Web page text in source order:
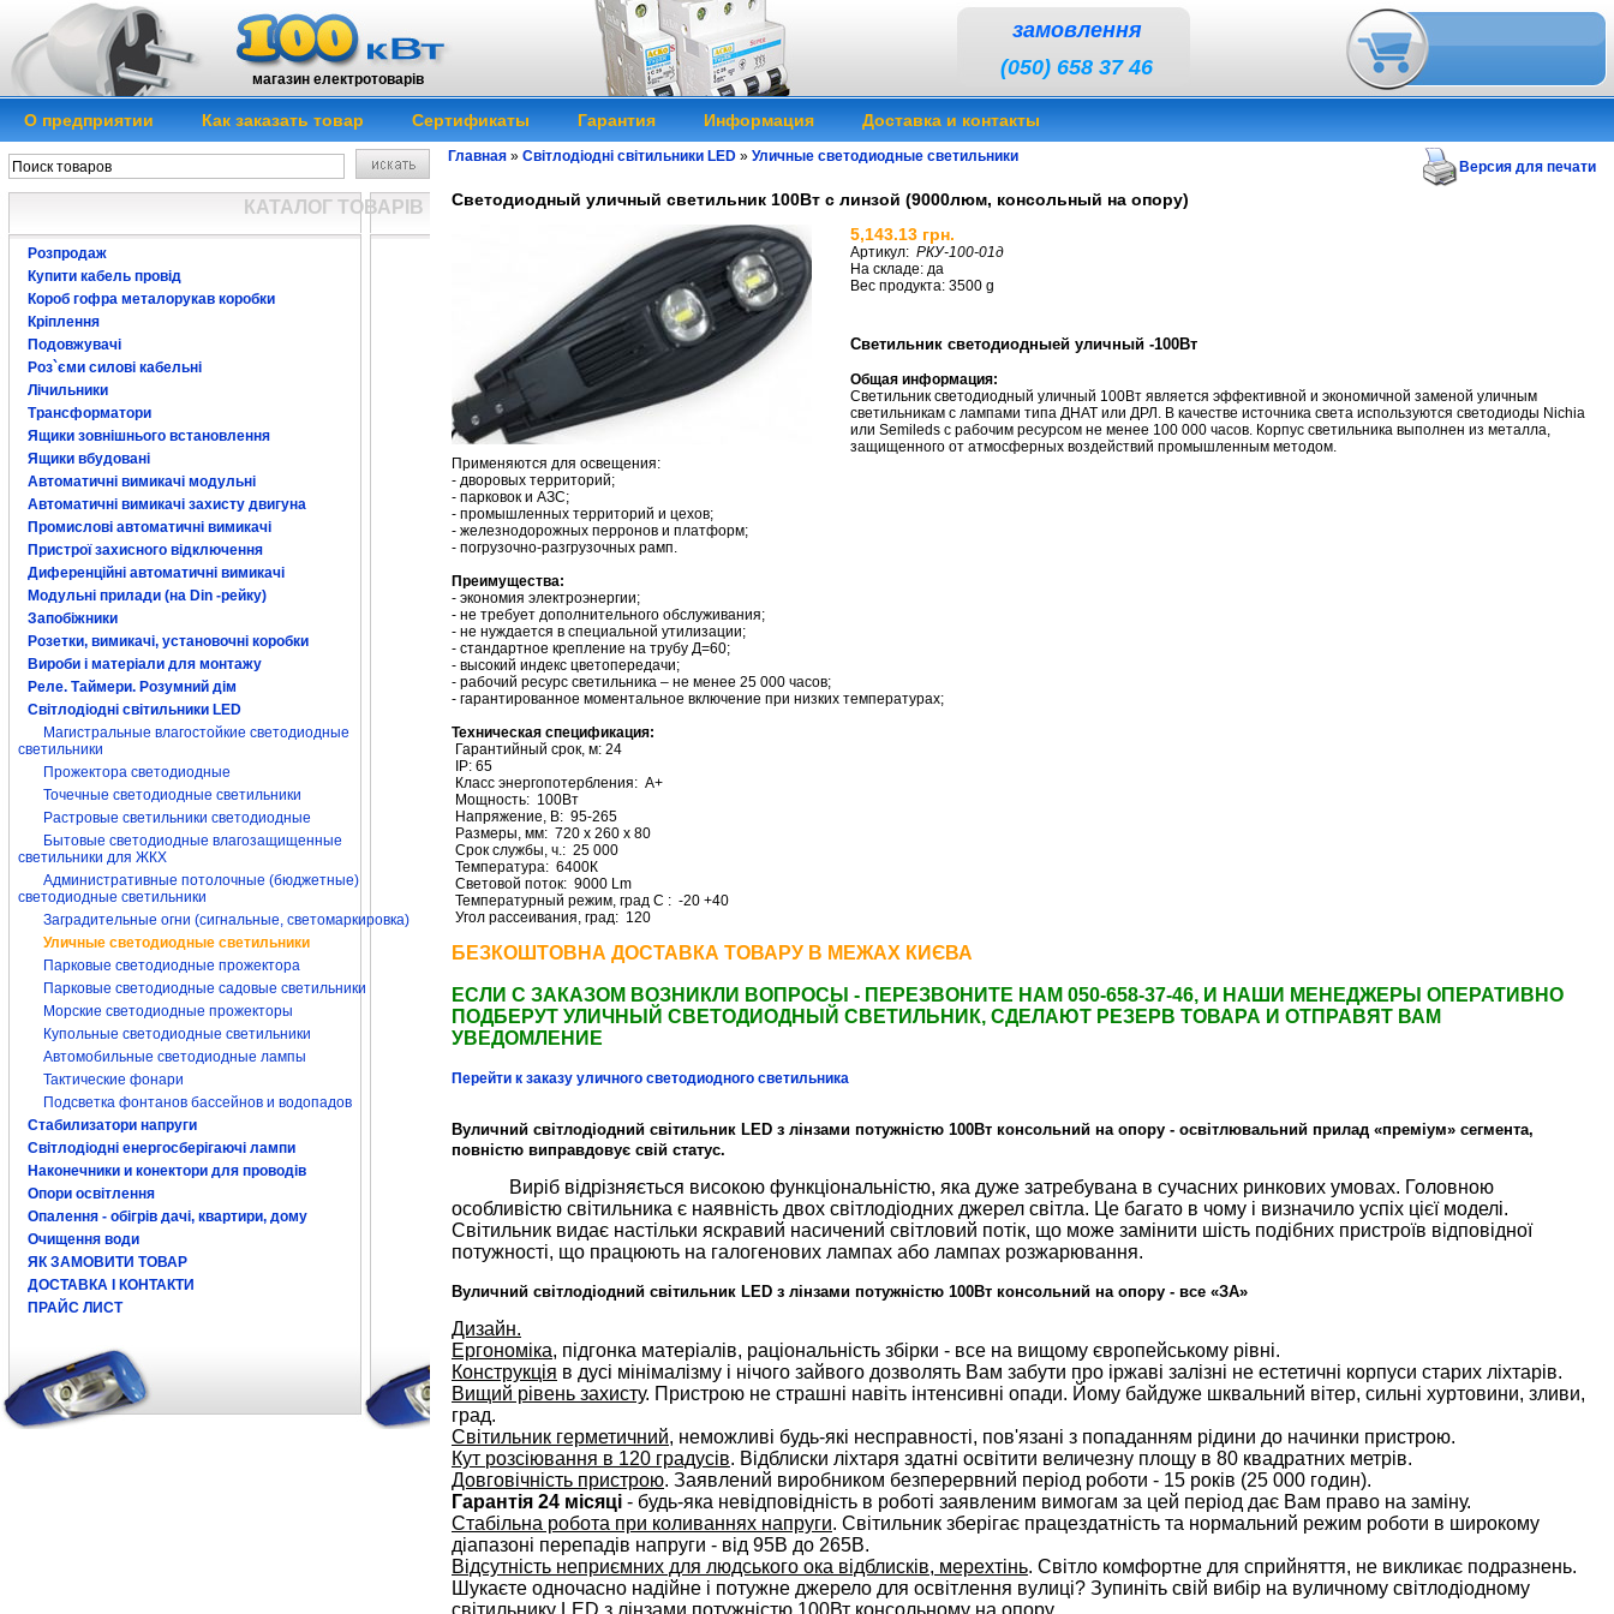
магазин електротоварів
замовлення
(050) 658 37 46
О предприятии Как заказать товар Сертификаты Гарантия Информация Доставка и контакты
КАТАЛОГ ТОВАРІВ
Розпродаж
Купити кабель провід
Короб гофра металорукав коробки
Кріплення
Подовжувачі
Роз`єми силові кабельні
Лічильники
Трансформатори
Ящики зовнішнього встановлення
Ящики вбудовані
Автоматичні вимикачі модульні
Автоматичні вимикачі захисту двигуна
Промислові автоматичні вимикачі
Пристрої захисного відключення
Диференційні автоматичні вимикачі
Модульні прилади (на Din -рейку)
Запобіжники
Розетки, вимикачі, установочні коробки
Вироби і матеріали для монтажу
Реле. Таймери. Розумний дім
Світлодіодні світильники LED
Магистральные влагостойкие светодиодные
светильники
Прожектора светодиодные
Точечные светодиодные светильники
Растровые светильники светодиодные
Бытовые светодиодные влагозащищенные
светильники для ЖКХ
Административные потолочные (бюджетные)
светодиодные светильники
Заградительные огни (сигнальные, светомаркировка)
Уличные светодиодные светильники
Парковые светодиодные прожектора
Парковые светодиодные садовые светильники
Морские светодиодные прожекторы
Купольные светодиодные светильники
Автомобильные светодиодные лампы
Тактические фонари
Подсветка фонтанов бассейнов и водопадов
Стабилизатори напруги
Світлодіодні енергосберігаючі лампи
Наконечники и конектори для проводів
Опори освітлення
Опалення - обігрів дачі, квартири, дому
Очищення води
ЯК ЗАМОВИТИ ТОВАР
ДОСТАВКА І КОНТАКТИ
ПРАЙС ЛИСТ
Главная » Світлодіодні світильники LED » Уличные светодиодные светильники
Версия для печати
Светодиодный уличный светильник 100Вт с линзой (9000люм, консольный на опору)
5,143.13 грн.
Артикул: РКУ-100-01д
На складе: да
Вес продукта: 3500 g
Светильник светодиодныей уличный -100Вт
Общая информация:
Светильник светодиодный уличный 100Вт является эффективной и экономичной заменой уличным
светильникам с лампами типа ДНАТ или ДРЛ. В качестве источника света используются светодиоды Nichia
или Semileds с рабочим ресурсом не менее 100 000 часов. Корпус светильника выполнен из металла,
защищенного от атмосферных воздействий промышленным методом.
Применяются для освещения:
- дворовых территорий;
- парковок и АЗС;
- промышленных территорий и цехов;
- железнодорожных перронов и платформ;
- погрузочно-разгрузочных рамп.
Преимущества:
- экономия электроэнергии;
- не требует дополнительного обслуживания;
- не нуждается в специальной утилизации;
- стандартное крепление на трубу Д=60;
- высокий индекс цветопередачи;
- рабочий ресурс светильника – не менее 25 000 часов;
- гарантированное моментальное включение при низких температурах;
Техническая спецификация:
Гарантийный срок, м: 24
IP: 65
Класс энергопотербления: A+
Мощность: 100Вт
Напряжение, В: 95-265
Размеры, мм: 720 х 260 х 80
Срок службы, ч.: 25 000
Температура: 6400К
Световой поток: 9000 Lm
Температурный режим, град C : -20 +40
Угол рассеивания, град: 120
БЕЗКОШТОВНА ДОСТАВКА ТОВАРУ В МЕЖАХ КИЄВА
ЕСЛИ С ЗАКАЗОМ ВОЗНИКЛИ ВОПРОСЫ - ПЕРЕЗВОНИТЕ НАМ 050-658-37-46, И НАШИ МЕНЕДЖЕРЫ ОПЕРАТИВНО
ПОДБЕРУТ УЛИЧНЫЙ СВЕТОДИОДНЫЙ СВЕТИЛЬНИК, СДЕЛАЮТ РЕЗЕРВ ТОВАРА И ОТПРАВЯТ ВАМ
УВЕДОМЛЕНИЕ
Перейти к заказу уличного светодиодного светильника
Вуличний світлодіодний світильник LED з лінзами потужністю 100Вт консольний на опору - освітлювальний прилад «преміум» сегмента,
повністю виправдовує свій статус.
Виріб відрізняється високою функціональністю, яка дуже затребувана в сучасних ринкових умовах. Головною
особливістю світильника є наявність двох світлодіодних джерел світла. Це багато в чому і визначило успіх цієї моделі.
Світильник видає настільки яскравий насичений світловий потік, що може замінити шість подібних пристроїв відповідної
потужності, що працюють на галогенових лампах або лампах розжарювання.
Вуличний світлодіодний світильник LED з лінзами потужністю 100Вт консольний на опору - все «ЗА»
Дизайн.
Ергономіка, підгонка матеріалів, раціональність збірки - все на вищому європейському рівні.
Конструкція в дусі мінімалізму і нічого зайвого дозволять Вам забути про іржаві залізні не естетичні корпуси старих ліхтарів.
Вищий рівень захисту. Пристрою не страшні навіть інтенсивні опади. Йому байдуже шквальний вітер, сильні хуртовини, зливи,
град.
Світильник герметичний, неможливі будь-які несправності, пов'язані з попаданням рідини до начинки пристрою.
Кут розсіювання в 120 градусів. Відблиски ліхтаря здатні освітити величезну площу в 80 квадратних метрів.
Довговічність пристрою. Заявлений виробником безперервний період роботи - 15 років (25 000 годин).
Гарантія 24 місяці - будь-яка невідповідність в роботі заявленим вимогам за цей період дає Вам право на заміну.
Стабільна робота при коливаннях напруги. Світильник зберігає працездатність та нормальний режим роботи в широкому
діапазоні перепадів напруги - від 95В до 265В.
Відсутність неприємних для людського ока відблисків, мерехтінь. Світло комфортне для сприйняття, не викликає подразнень.
Шукаєте одночасно надійне і потужне джерело для освітлення вулиці? Зупиніть свій вибір на вуличному світлодіодному